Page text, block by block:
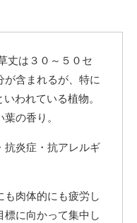
丈は３０～５０セ
が含まれるが、特に
われている植物。
の香り。
抗炎症・抗アレルギ
も肉体的にも疲労し
標に向かって集中し